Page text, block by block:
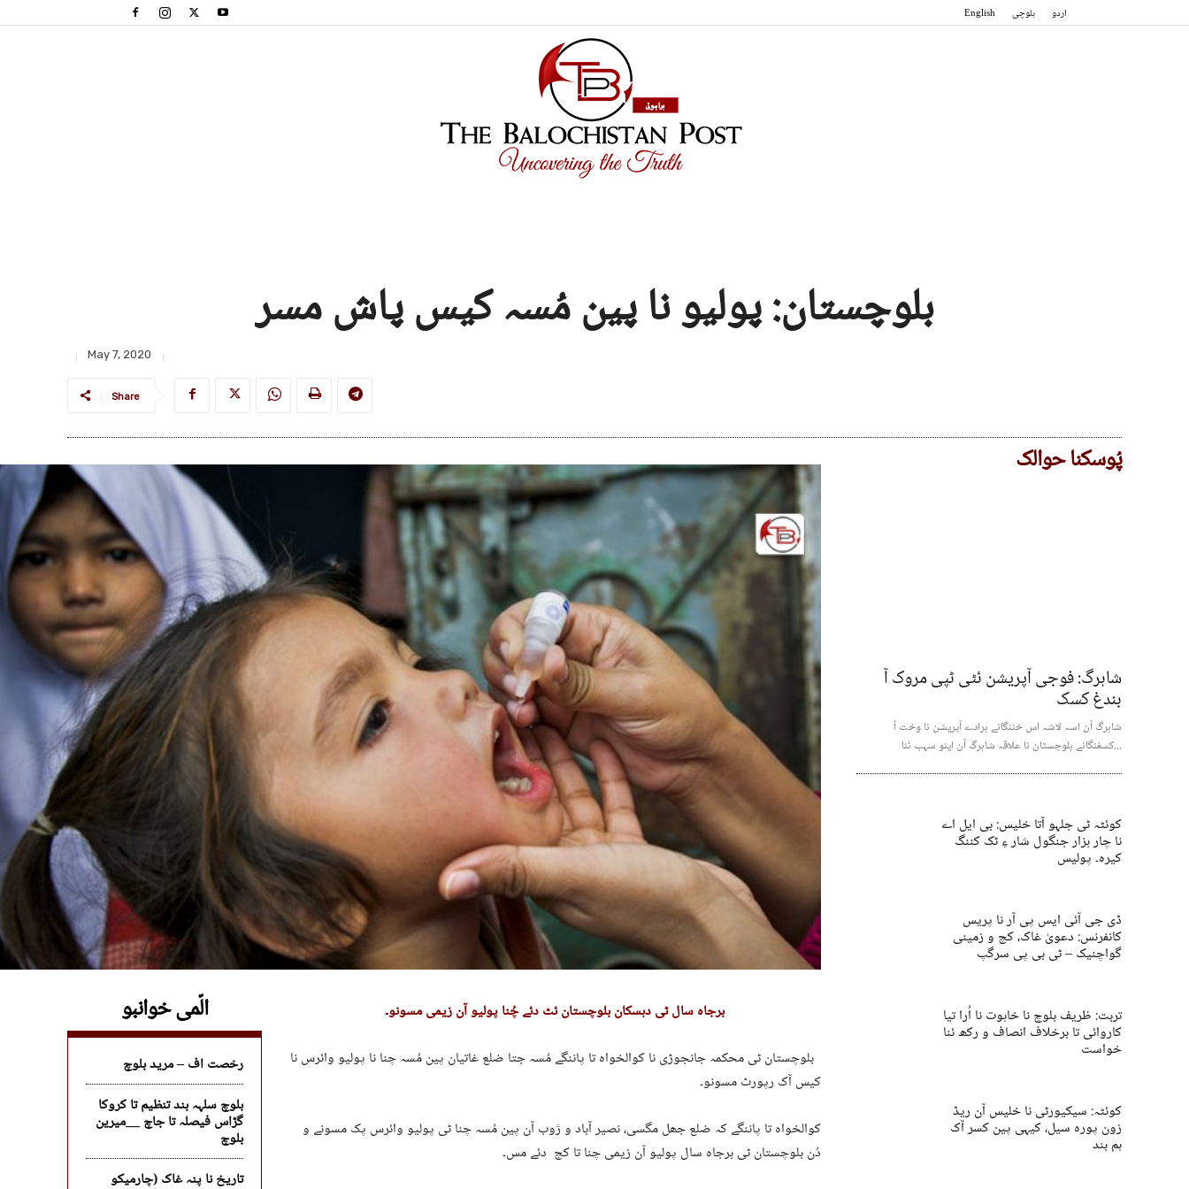
English بلوچی اردو
بلوچستان: پولیو نا پین مُسہ کیس پاش مسر
May 7, 2020
Share
الّمی خوانبو
رخصت اف – مرید بلوچ
بلوچ سلہہ بند تنظیم تا کروکا
گڑاس فیصلہ تا جاچ __میرین
بلوچ
تاریخ نا پنہ غاک (چارمیکو
برجاہ سال ٹی دہسکان بلوچستان ئٹ دئے چُنا پولیو آن زیمی مسونو۔
بلوچستان ٹی محکمہ جانجوڑی نا کوالخواہ تا پاننگے مُسہ جتا ضلع غاتیان پین مُسہ چنا نا پولیو وائرس نا
کیس آک رپورٹ مسونو۔
کوالخواہ تا پاننگے کہ ضلع جھل مگسی، نصیر آباد و ژوب آن پین مُسہ چنا ٹی پولیو وائرس پک مسونے و
دُن بلوچستان ٹی برجاہ سال پولیو آن زیمی چنا تا کچ دئے مس۔
پُوسکنا حوالک
شاہرگ: فوجی آپریشن ئٹی ٹپی مروک آ
بندغ کسک
شاہرگ آن اسہ لاشہ اس خننگانے ہرادے آپریشن نا وخت آ
کسفنگانے بلوچستان نا علاقہ شاہرگ آن اینو سہب ئنا...
کوئٹہ ٹی جلہو آتا خلیس: بی ایل اے
نا چار ہزار جنگول شار ءِ ٹک کننگ
کیرہ۔ پولیس
ڈی جی آئی ایس پی آر نا پریس
کانفرنس: دعویٰ غاک، کچ و زمینی
گواچنیک – ٹی بی پی سرگپ
تربت: ظریف بلوچ نا خاہوت نا اُرا تیا
کاروائی تا برخلاف انصاف و رکھ ئنا
خواست
کوئٹہ: سیکیورٹی نا خلیس آن ریڈ
زون پورہ سیل، کیہی پین کسر آک
ہم بند